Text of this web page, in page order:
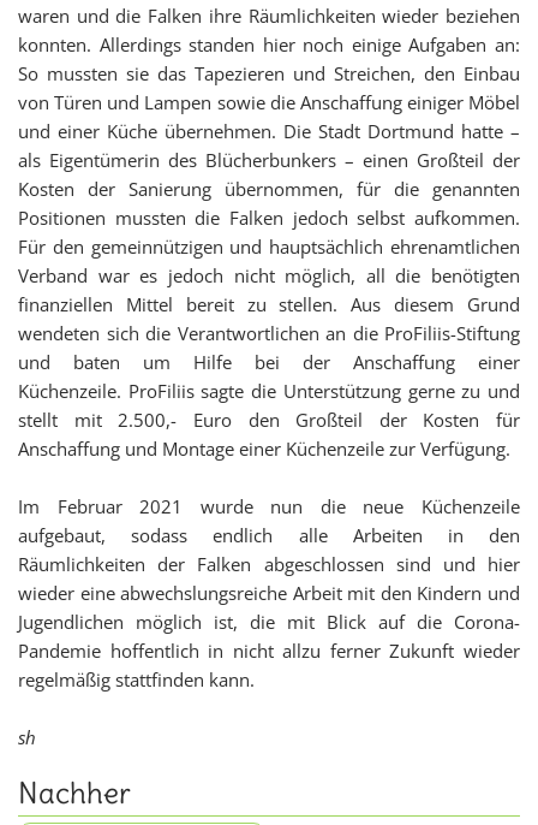
waren und die Falken ihre Räumlichkeiten wieder beziehen
konnten. Allerdings standen hier noch einige Aufgaben an:
So mussten sie das Tapezieren und Streichen, den Einbau
von Türen und Lampen sowie die Anschaffung einiger Möbel
und einer Küche übernehmen. Die Stadt Dortmund hatte –
als Eigentümerin des Blücherbunkers – einen Großteil der
Kosten der Sanierung übernommen, für die genannten
Positionen mussten die Falken jedoch selbst aufkommen.
Für den gemeinnützigen und hauptsächlich ehrenamtlichen
Verband war es jedoch nicht möglich, all die benötigten
finanziellen Mittel bereit zu stellen. Aus diesem Grund
wendeten sich die Verantwortlichen an die ProFiliis-Stiftung
und baten um Hilfe bei der Anschaffung einer
Küchenzeile. ProFiliis sagte die Unterstützung gerne zu und
stellt mit 2.500,- Euro den Großteil der Kosten für
Anschaffung und Montage einer Küchenzeile zur Verfügung.
Im Februar 2021 wurde nun die neue Küchenzeile
aufgebaut, sodass endlich alle Arbeiten in den
Räumlichkeiten der Falken abgeschlossen sind und hier
wieder eine abwechslungsreiche Arbeit mit den Kindern und
Jugendlichen möglich ist, die mit Blick auf die Corona-
Pandemie hoffentlich in nicht allzu ferner Zukunft wieder
regelmäßig stattfinden kann.
sh
Nachher